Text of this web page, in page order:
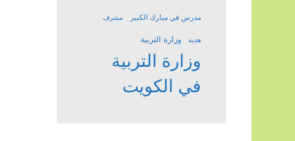
مدرس في مبارك الكبير مشرف
هدية وزارة التربية
وزارة التربية
في الكويت